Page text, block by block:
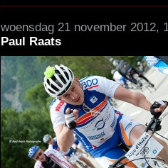
woensdag 21 november 2012,
Paul Raats